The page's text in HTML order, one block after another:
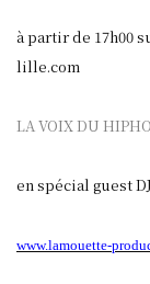
à partir de 17h00
lille.com
LA VOIX DU
en spécial guest
www.lamouette-